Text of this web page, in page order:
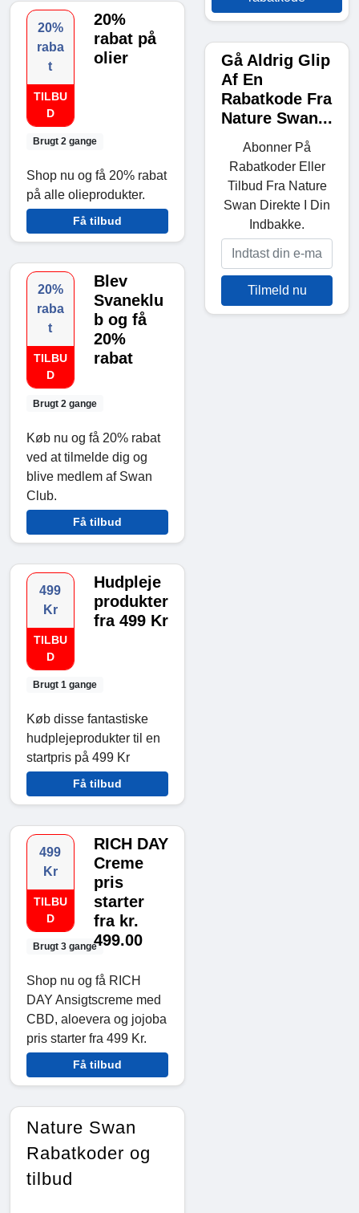
20%
raba
t
TILBU
D
Brugt 2 gange
20%
rabat på
olier
Shop nu og få 20% rabat
på alle olieprodukter.
Få tilbud
20%
raba
t
TILBU
D
Brugt 2 gange
Blev
Svaneklu
b og få
20%
rabat
Køb nu og få 20% rabat
ved at tilmelde dig og
blive medlem af Swan
Club.
Få tilbud
499
Kr
TILBU
D
Brugt 1 gange
Hudpleje
produkter
fra 499 Kr
Køb disse fantastiske
hudplejeprodukter til en
startpris på 499 Kr
Få tilbud
499
Kr
TILBU
D
Brugt 3 gange
RICH DAY
Creme
pris
starter
fra kr.
499.00
Shop nu og få RICH
DAY Ansigtscreme med
CBD, aloevera og jojoba
pris starter fra 499 Kr.
Få tilbud
Nature Swan
Rabatkoder og
tilbud
Gå Aldrig Glip
Af En
Rabatkode Fra
Nature Swan...
Abonner På
Rabatkoder Eller
Tilbud Fra Nature
Swan Direkte I Din
Indbakke.
Tilmeld nu